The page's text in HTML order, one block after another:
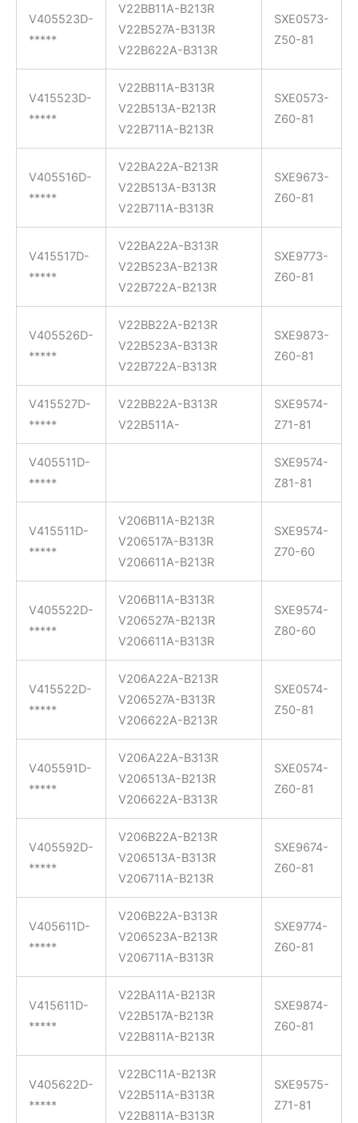
V405523D-
*****
V22BB11A-B213R
V22B527A-B313R
V22B622A-B313R
SXE0573-
Z50-81
V415523D-
*****
V22BB11A-B313R
V22B513A-B213R
V22B711A-B213R
SXE0573-
Z60-81
V405516D-
*****
V22BA22A-B213R
V22B513A-B313R
V22B711A-B313R
SXE9673-
Z60-81
V415517D-
*****
V22BA22A-B313R
V22B523A-B213R
V22B722A-B213R
SXE9773-
Z60-81
V405526D-
*****
V22BB22A-B213R
V22B523A-B313R
V22B722A-B313R
SXE9873-
Z60-81
V415527D-
*****
V22BB22A-B313R
V22B511A-
SXE9574-
Z71-81
V405511D-
*****
SXE9574-
Z81-81
V415511D-
*****
V206B11A-B213R
V206517A-B313R
V206611A-B213R
SXE9574-
Z70-60
V405522D-
*****
V206B11A-B313R
V206527A-B213R
V206611A-B313R
SXE9574-
Z80-60
V415522D-
*****
V206A22A-B213R
V206527A-B313R
V206622A-B213R
SXE0574-
Z50-81
V405591D-
*****
V206A22A-B313R
V206513A-B213R
V206622A-B313R
SXE0574-
Z60-81
V405592D-
*****
V206B22A-B213R
V206513A-B313R
V206711A-B213R
SXE9674-
Z60-81
V405611D-
*****
V206B22A-B313R
V206523A-B213R
V206711A-B313R
SXE9774-
Z60-81
V415611D-
*****
V22BA11A-B213R
V22B517A-B213R
V22B811A-B213R
SXE9874-
Z60-81
V405622D-
*****
V22BC11A-B213R
V22B511A-B313R
V22B811A-B313R
SXE9575-
Z71-81